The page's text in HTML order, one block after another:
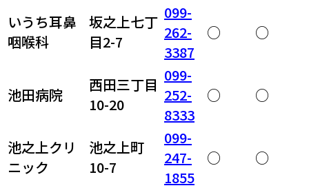
いうち耳鼻
咽喉科
坂之上七丁
目2-7
099-
262-
3387
○ ○
池田病院
西田三丁目
10-20
099-
252-
8333
○ ○
池之上クリ
ニック
池之上町
10-7
099-
247-
1855
○ ○